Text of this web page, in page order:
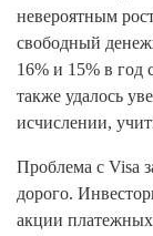
невероятным
свободный
16% и 15% в год
также удалось
исчислении,
Проблема с Visa
дорого.
акции платежных